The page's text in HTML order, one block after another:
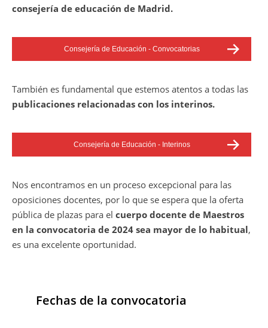
consejería de educación de Madrid.
Consejería de Educación - Convocatorias
También es fundamental que estemos atentos a todas las
publicaciones relacionadas con los interinos.
Consejería de Educación - Interinos
Nos encontramos en un proceso excepcional para las
oposiciones docentes, por lo que se espera que la oferta
pública de plazas para el cuerpo docente de Maestros
en la convocatoria de 2024 sea mayor de lo habitual,
es una excelente oportunidad.
Fechas de la convocatoria